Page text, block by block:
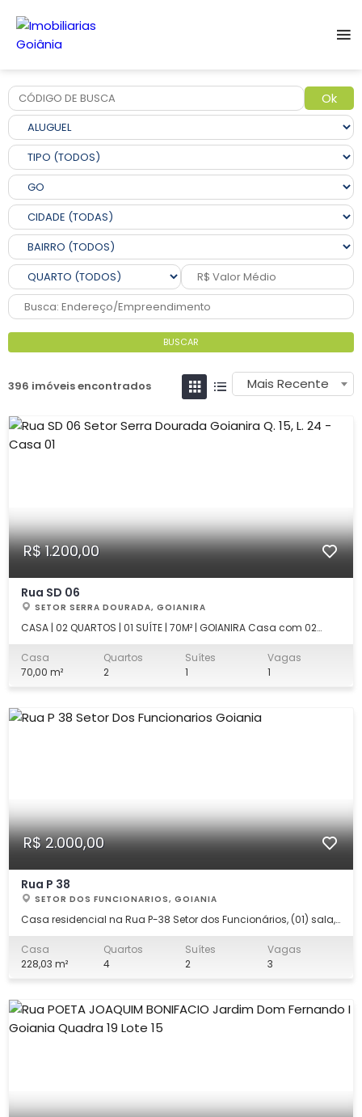
Ok
BUSCAR
396 imóveis encontrados Mais Recente
R$ 1.200,00
Rua SD 06
SETOR SERRA DOURADA, GOIANIRA
CASA | 02 QUARTOS | 01 SUÍTE | 70M² | GOIANIRA Casa com 02
Serviço e garagem.
Casa
70,00 m²
Quartos
2
Suítes
1
Vagas
1
R$ 2.000,00
Rua P 38
SETOR DOS FUNCIONARIOS, GOIANIA
Casa residencial na Rua P-38 Setor dos Funcionários, (01) sala,
(01) área de serviço, (01) despensa, vaga de garagem para 03
carros. Não perca essa oportunidade! Agende uma visita com
Casa
228,03 m²
Quartos
4
Suítes
2
Vagas
3